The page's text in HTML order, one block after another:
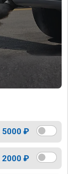
5000 ₽
2000 ₽